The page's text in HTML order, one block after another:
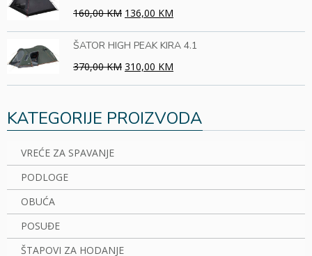
160,00 KM 136,00 KM
ŠATOR HIGH PEAK KIRA 4.1
370,00 KM 310,00 KM
KATEGORIJE PROIZVODA
VREĆE ZA SPAVANJE
PODLOGE
OBUĆA
POSUĐE
ŠTAPOVI ZA HODANJE